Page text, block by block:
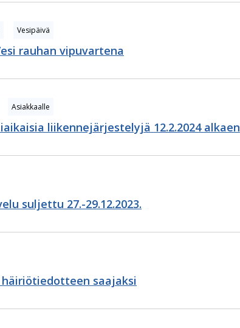
Vesipäivä
rauhan vipuvartena
Asiakkaalle
liikennejärjestelyjä 12.2.2024 alkaen
suljettu 27.-29.12.2023.
saajaksi